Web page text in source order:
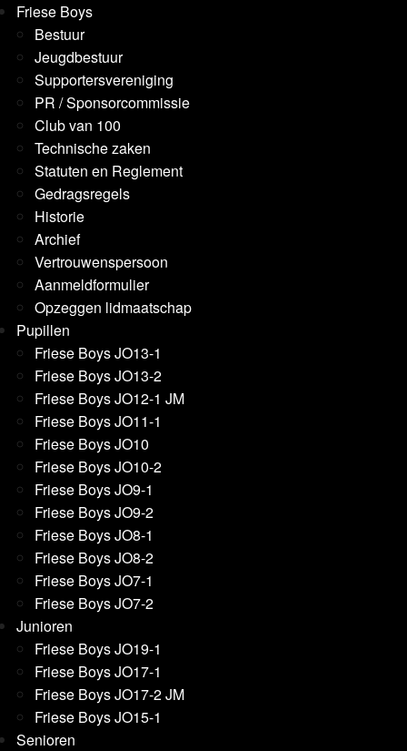
Friese Boys
Bestuur
Jeugdbestuur
Supportersvereniging
PR / Sponsorcommissie
Club van 100
Technische zaken
Statuten en Reglement
Gedragsregels
Historie
Archief
Vertrouwenspersoon
Aanmeldformulier
Opzeggen lidmaatschap
Pupillen
Friese Boys JO13-1
Friese Boys JO13-2
Friese Boys JO12-1 JM
Friese Boys JO11-1
Friese Boys JO10
Friese Boys JO10-2
Friese Boys JO9-1
Friese Boys JO9-2
Friese Boys JO8-1
Friese Boys JO8-2
Friese Boys JO7-1
Friese Boys JO7-2
Junioren
Friese Boys JO19-1
Friese Boys JO17-1
Friese Boys JO17-2 JM
Friese Boys JO15-1
Senioren